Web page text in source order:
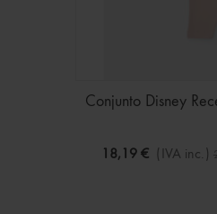
Conjunto Disney
18,19 € (IVA inc.)